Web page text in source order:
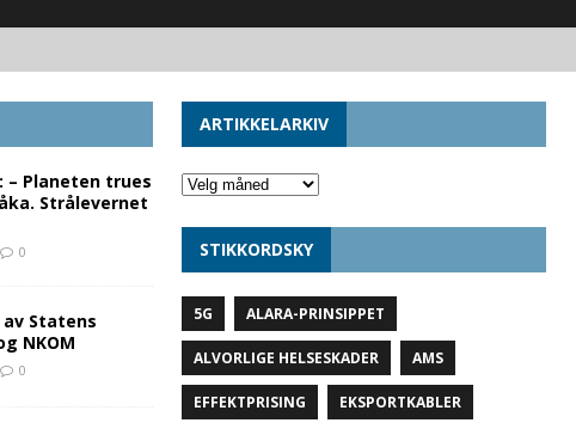
– Planeten trues
Strålevernet
0
av Statens
NKOM
0
ARTIKKELARKIV
STIKKORDSKY
5G ALARA-PRINSIPPET
ALVORLIGE HELSESKADER AMS
EFFEKTPRISING EKSPORTKABLER